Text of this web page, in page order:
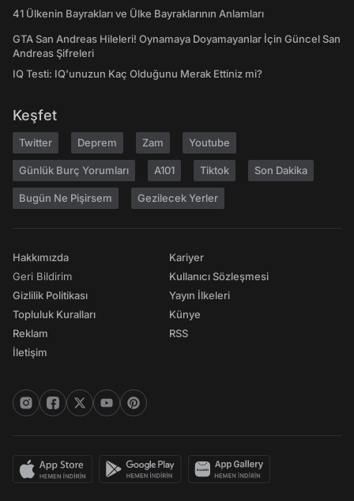
41 Ülkenin Bayrakları ve Ülke Bayraklarının Anlamları
GTA San Andreas Hileleri! Oynamaya Doyamayanlar İçin Güncel San
Andreas Şifreleri
IQ Testi: IQ'unuzun Kaç Olduğunu Merak Ettiniz mi?
Keşfet
Twitter Deprem Zam Youtube
Günlük Burç Yorumları A101 Tiktok Son Dakika
Bugün Ne Pişirsem Gezilecek Yerler
Hakkımızda
Geri Bildirim
Gizlilik Politikası
Topluluk Kuralları
Reklam
İletişim
Kariyer
Kullanıcı Sözleşmesi
Yayın İlkeleri
Künye
RSS